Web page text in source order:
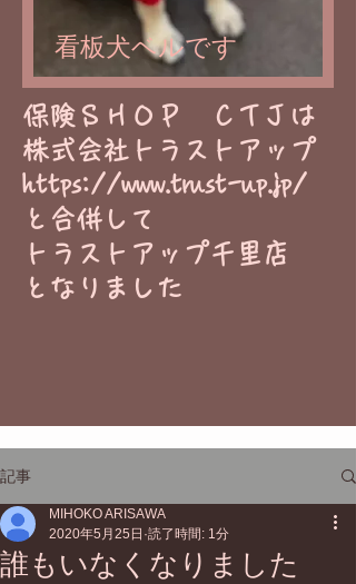
看板犬ベルです
​保険ＳＨＯＰ ＣＴＪは
株式会社トラストアップ
https://www.trust-up.jp/
と合併して
トラストアップ千里店
​となりました
記事
誰もいなくなりました
MIHOKO ARISAWA
2020年5月25日 読了時間: 1分